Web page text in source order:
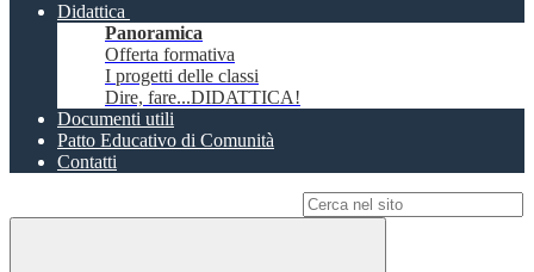
Didattica
Panoramica
Offerta formativa
I progetti delle classi
Dire, fare...DIDATTICA!
Documenti utili
Patto Educativo di Comunità
Contatti